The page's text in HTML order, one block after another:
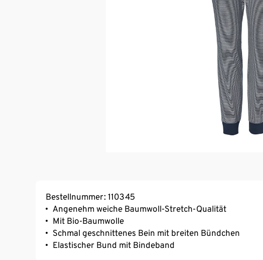
Bestellnummer: 110345
Angenehm weiche Baumwoll-Stretch-Qualität
Mit Bio-Baumwolle
Schmal geschnittenes Bein mit breiten Bündchen
Elastischer Bund mit Bindeband